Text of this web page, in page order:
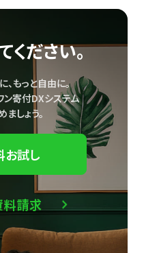
ください。
もっと自由に。
寄付DXシステム
しょう。
お試し
料請求